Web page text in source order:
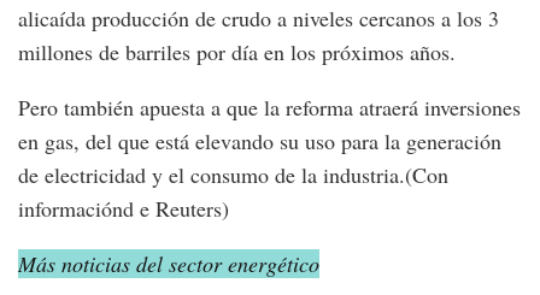
alicaída producción de crudo a niveles cercanos a los 3
millones de barriles por día en los próximos años.
Pero también apuesta a que la reforma atraerá inversiones
en gas, del que está elevando su uso para la generación
de electricidad y el consumo de la industria.(Con
informaciónd e Reuters)
Más noticias del sector energético